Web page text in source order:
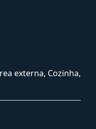
externa, Cozinha,